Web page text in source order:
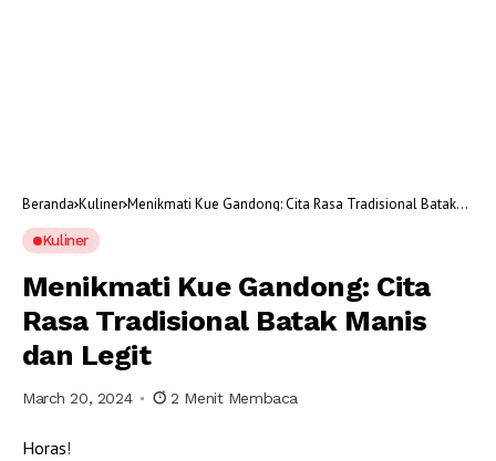
Beranda Kuliner Menikmati Kue Gandong: Cita Rasa Tradisional Batak
Kuliner
Menikmati Kue Gandong: Cita
Rasa Tradisional Batak Manis
dan Legit
March 20, 2024 2 Menit Membaca
Horas!